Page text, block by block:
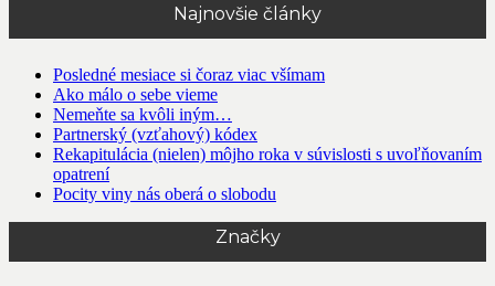
Najnovšie články
Posledné mesiace si čoraz viac všímam
Ako málo o sebe vieme
Nemeňte sa kvôli iným…
Partnerský (vzťahový) kódex
Rekapitulácia (nielen) môjho roka v súvislosti s uvoľňovaním
opatrení
Pocity viny nás oberá o slobodu
Značky